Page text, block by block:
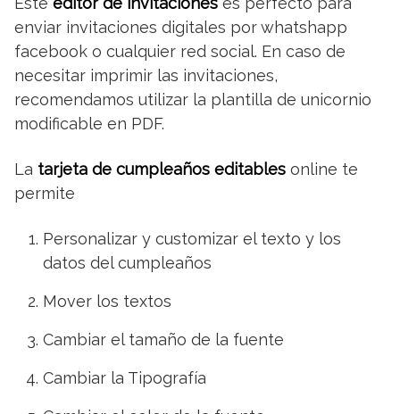
enviar invitaciones digitales por whatshapp
facebook o cualquier red social. En caso de
necesitar imprimir las invitaciones,
recomendamos utilizar la plantilla de unicornio
modificable en PDF.
La tarjeta de cumpleaños editables online te
permite
Personalizar y customizar el texto y los
datos del cumpleaños
Mover los textos
Cambiar el tamaño de la fuente
Cambiar la Tipografía